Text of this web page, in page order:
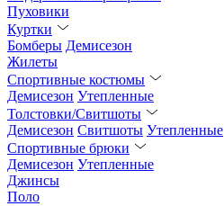
Пуховики
Куртки
Бомберы Демисезон
Жилеты
Спортивные костюмы
Демисезон Утепленные
Толстовки/Свитшоты
Демисезон Свитшоты Утепленные
Спортивные брюки
Демисезон Утепленные
Джинсы
Поло